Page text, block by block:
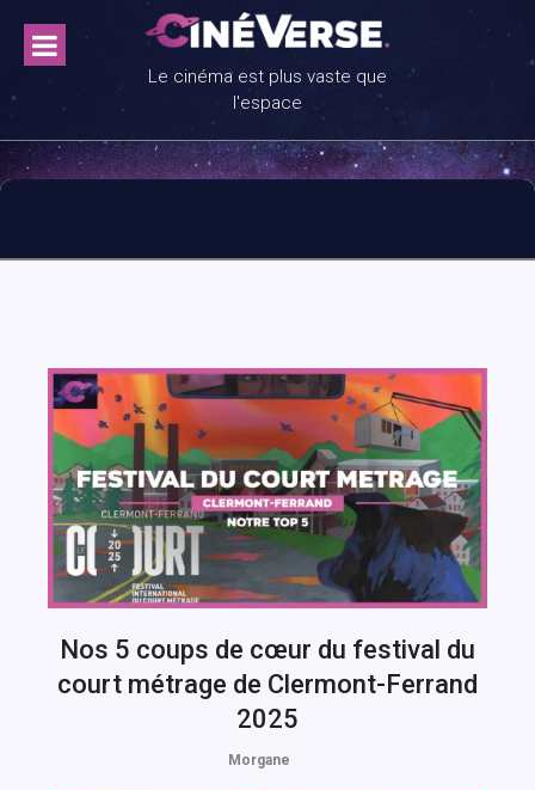
content
Le cinéma est plus vaste que
l'espace
Nos 5 coups de cœur du festival du
court métrage de Clermont-Ferrand
2025
Morgane